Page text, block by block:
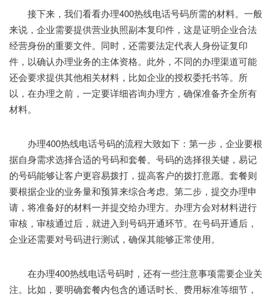
接下来，我们看看办理400热线电话号码所需的材料。一般
来说，企业需要提供营业执照副本复印件，这是证明企业合法
经营身份的重要文件。同时，还需要法定代表人身份证复印
件，以确认办理业务的主体资格。此外，不同的办理渠道可能
还会要求提供其他相关材料，比如企业的授权委托书等。所
以，在办理之前，一定要详细咨询办理方，确保准备齐全所有
材料。
办理400热线电话号码的流程大致如下：第一步，企业要根
据自身需求选择合适的号码和套餐。号码的选择很关键，易记
的号码能够让客户更容易拨打，提高客户的拨打意愿。套餐则
要根据企业的业务量和预算来综合考虑。第二步，提交办理申
请，将准备好的材料一并提交给办理方。办理方会对材料进行
审核，审核通过后，就进入到号码开通环节。在号码开通后，
企业还需要对号码进行测试，确保其能够正常使用。
在办理400热线电话号码时，还有一些注意事项需要企业关
注。比如，要明确套餐内包含的通话时长、费用标准等细节，